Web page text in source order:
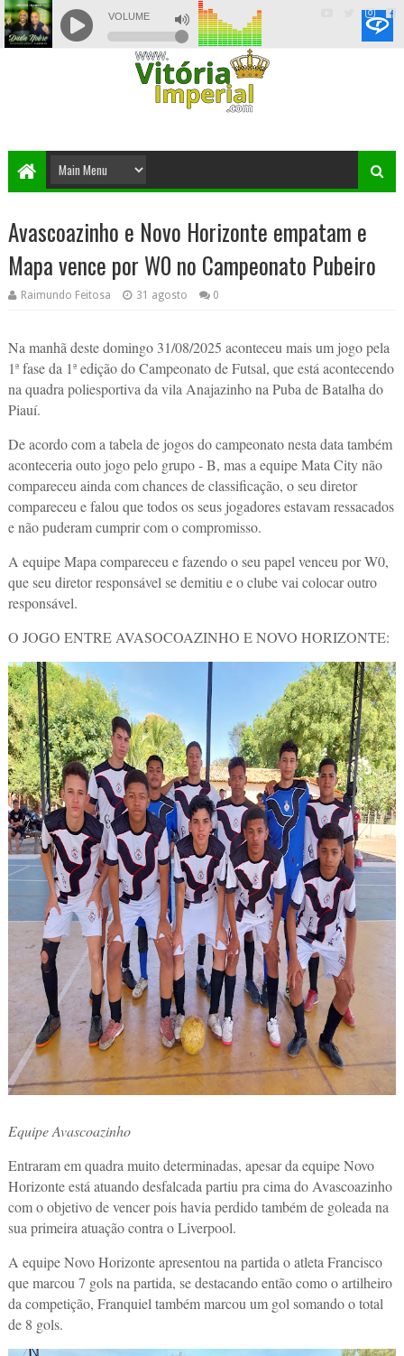
Avascoazinho e Novo Horizonte empatam e
Mapa vence por W0 no Campeonato Pubeiro
Raimundo Feitosa 31 agosto 0
Na manhã deste domingo 31/08/2025 aconteceu mais um jogo pela
1ª fase da 1ª edição do Campeonato de Futsal, que está acontecendo
na quadra poliesportiva da vila Anajazinho na Puba de Batalha do
Piauí.
De acordo com a tabela de jogos do campeonato nesta data também
aconteceria outo jogo pelo grupo - B, mas a equipe Mata City não
compareceu ainda com chances de classificação, o seu diretor
compareceu e falou que todos os seus jogadores estavam ressacados
e não puderam cumprir com o compromisso.
A equipe Mapa compareceu e fazendo o seu papel venceu por W0,
que seu diretor responsável se demitiu e o clube vai colocar outro
responsável.
O JOGO ENTRE AVASOCOAZINHO E NOVO HORIZONTE:
Equipe Avascoazinho
Entraram em quadra muito determinadas, apesar da equipe Novo
Horizonte está atuando desfalcada partiu pra cima do Avascoazinho
com o objetivo de vencer pois havia perdido também de goleada na
sua primeira atuação contra o Liverpool.
A equipe Novo Horizonte apresentou na partida o atleta Francisco
que marcou 7 gols na partida, se destacando então como o artilheiro
da competição, Franquiel também marcou um gol somando o total
de 8 gols.